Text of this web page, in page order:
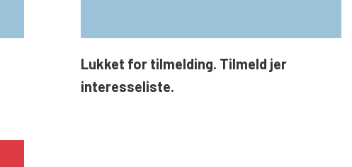
Lukket for tilmelding. Tilmeld jer
interesseliste.